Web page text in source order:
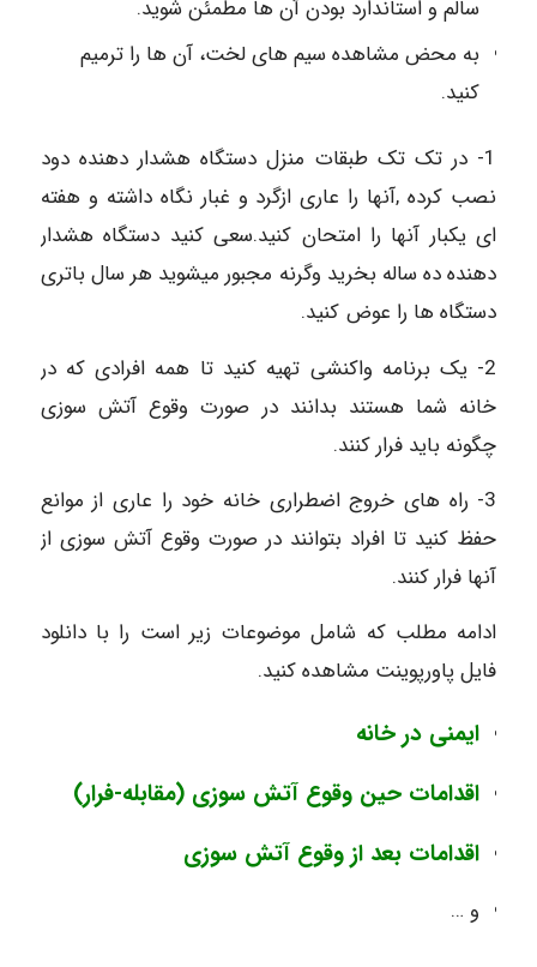
سالم و استاندارد بودن آن ها مطمئن شوید.
به محض مشاهده سیم های لخت، آن ها را ترمیم
کنید.
1- در تک تک طبقات منزل دستگاه هشدار دهنده دود
نصب کرده ,آنها را عاری ازگرد و غبار نگاه داشته و هفته
ای یکبار آنها را امتحان کنید.سعی کنید دستگاه هشدار
دهنده ده ساله بخرید وگرنه مجبور میشوید هر سال باتری
دستگاه ها را عوض کنید.
2- یک برنامه واکنشی تهیه کنید تا همه افرادی که در
خانه شما هستند بدانند در صورت وقوع آتش سوزی
چگونه باید فرار کنند.
3- راه های خروج اضطراری خانه خود را عاری از موانع
حفظ کنید تا افراد بتوانند در صورت وقوع آتش سوزی از
آنها فرار کنند.
ادامه مطلب که شامل موضوعات زیر است را با دانلود
فایل پاورپوینت مشاهده کنید.
ایمنی در خانه
اقدامات حین وقوع آتش سوزی (مقابله-فرار)
اقدامات بعد از وقوع آتش سوزی
و …